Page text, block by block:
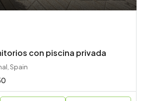
con piscina privada
Spain